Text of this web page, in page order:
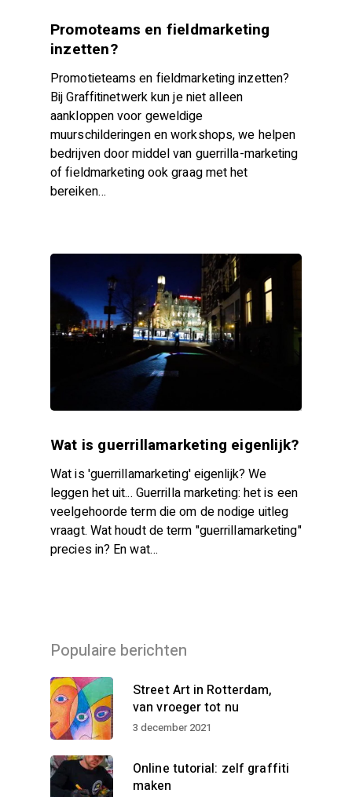
Promoteams en fieldmarketing
inzetten?
Promotieteams en fieldmarketing inzetten?
Bij Graffitinetwerk kun je niet alleen
aankloppen voor geweldige
muurschilderingen en workshops, we helpen
bedrijven door middel van guerrilla-marketing
of fieldmarketing ook graag met het
bereiken…
Wat is guerrillamarketing eigenlijk?
Wat is 'guerrillamarketing' eigenlijk? We
leggen het uit... Guerrilla marketing: het is een
veelgehoorde term die om de nodige uitleg
vraagt. Wat houdt de term "guerrillamarketing"
precies in? En wat…
Populaire berichten
Street Art in Rotterdam,
van vroeger tot nu
3 december 2021
Online tutorial: zelf graffiti
maken